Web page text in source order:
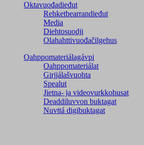
Oktavuođadieđut
Rehketbearrandieđut
Media
Diehtosuodji
Olahahttivuođačilgehus
Oahppomateriálagávpi
Oahppomateriálat
Girjjálašvuohta
Spealut
Jietna- ja videovurkkohusat
Deaddiluvvon buktagat
Nuvttá digibuktagat